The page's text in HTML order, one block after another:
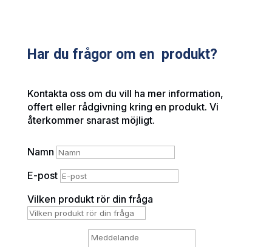
Har du frågor om en produkt?
Kontakta oss om du vill ha mer information,
offert eller rådgivning kring en produkt. Vi
återkommer snarast möjligt.
Namn
E-post
Vilken produkt rör din fråga